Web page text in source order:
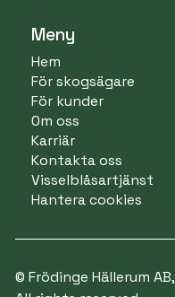
Meny
Hem
För skogsägare
För kunder
Om oss
Karriär
Kontakta oss
Visselblåsartjänst
Hantera cookies
© Frödinge Hällerum AB,